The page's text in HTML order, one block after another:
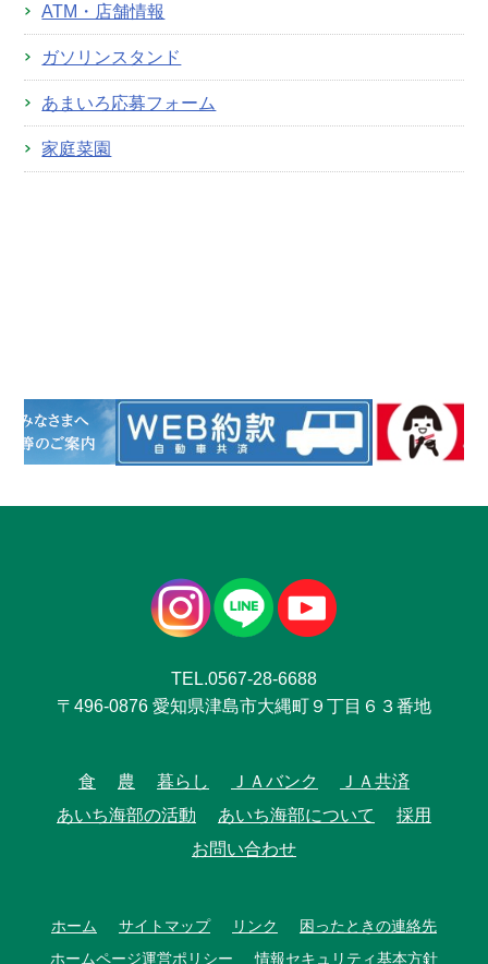
ATM・店舗情報
ガソリンスタンド
あまいろ応募フォーム
家庭菜園
TEL.0567-28-6688
〒496-0876 愛知県津島市大縄町９丁目６３番地
食 農 暮らし ＪＡバンク
ＪＡ共済
あいち海部の活動
あいち海部について
採用
お問い合わせ
ホーム サイトマップ リンク
困ったときの連絡先
ホームページ運営ポリシー
情報セキュリティ基本方針